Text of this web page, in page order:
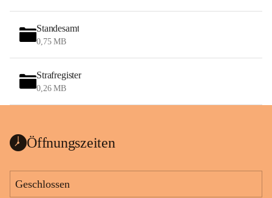
Standesamt
0,75 MB
Strafregister
0,26 MB
Öffnungszeiten
Geschlossen